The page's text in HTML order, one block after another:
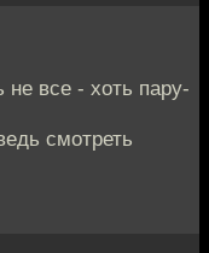
все - хоть пару-
смотреть